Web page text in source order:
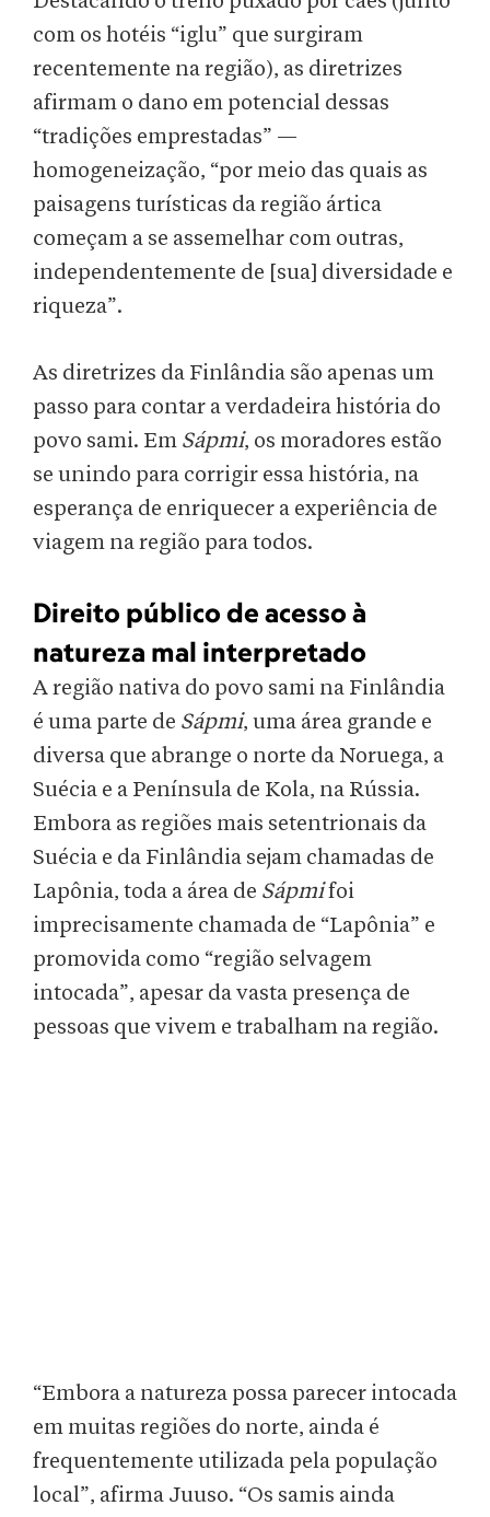
com os hotéis “iglu” que surgiram
recentemente na região), as diretrizes
afirmam o dano em potencial dessas
“tradições emprestadas” —
homogeneização, “por meio das quais as
paisagens turísticas da região ártica
começam a se assemelhar com outras,
independentemente de [sua] diversidade e
riqueza”.
As diretrizes da Finlândia são apenas um
passo para contar a verdadeira história do
povo sami. Em Sápmi, os moradores estão
se unindo para corrigir essa história, na
esperança de enriquecer a experiência de
viagem na região para todos.
Direito público de acesso à
natureza mal interpretado
A região nativa do povo sami na Finlândia
é uma parte de Sápmi, uma área grande e
diversa que abrange o norte da Noruega, a
Suécia e a Península de Kola, na Rússia.
Embora as regiões mais setentrionais da
Suécia e da Finlândia sejam chamadas de
Lapônia, toda a área de Sápmifoi
imprecisamente chamada de “Lapônia” e
promovida como “região selvagem
intocada”, apesar da vasta presença de
pessoas que vivem e trabalham na região.
“Embora a natureza possa parecer intocada
em muitas regiões do norte, ainda é
frequentemente utilizada pela população
local”, afirma Juuso. “Os samis ainda